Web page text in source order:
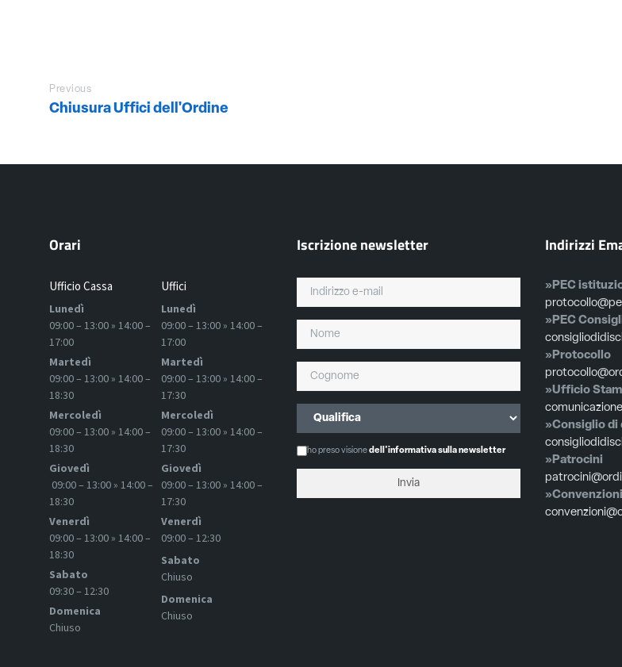
Previous
Chiusura Uffici dell'Ordine
Orari
Ufficio Cassa
Lunedì
09:00 – 13:00 » 14:00 –
17:00
Martedì
09:00 – 13:00 » 14:00 –
18:30
Mercoledì
09:00 – 13:00 » 14:00 –
18:30
Giovedì
09:00 – 13:00 » 14:00 –
18:30
Venerdì
09:00 – 13:00 » 14:00 –
18:30
Sabato
09:30 – 12:30
Domenica
Chiuso
Uffici
Lunedì
09:00 – 13:00 » 14:00 –
17:00
Martedì
09:00 – 13:00 » 14:00 –
17:30
Mercoledì
09:00 – 13:00 » 14:00 –
17:30
Giovedì
09:00 – 13:00 » 14:00 –
17:30
Venerdì
09:00 – 12:30
Sabato
Chiuso
Domenica
Chiuso
Iscrizione newsletter
ho preso visionedell'informativa sulla newsletter
Indirizzi
»PEC
»PEC
»Protocollo
»Ufficio
»Consiglio di
»Patrocini
»Convenzioni